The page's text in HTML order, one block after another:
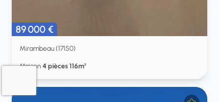
89 000 €
Mirambeau (17150)
Maison 4 pièces 116m²